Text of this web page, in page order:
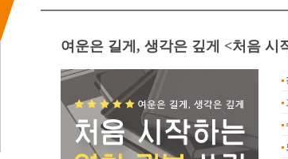
여운은 길게, 생각은 깊게 <처음 시